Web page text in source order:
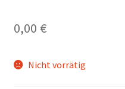
0,00 €
Nicht vorrätig